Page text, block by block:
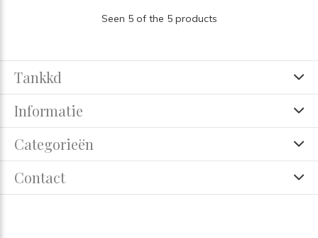
Seen 5 of the 5 products
Tankkd
Informatie
Categorieën
Contact